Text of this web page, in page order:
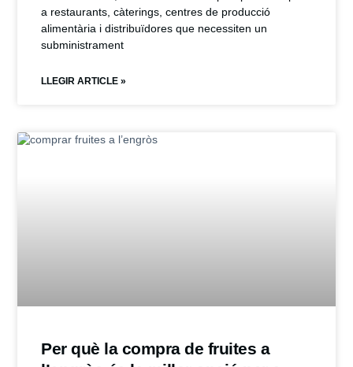
a restaurants, càterings, centres de producció
alimentària i distribuïdores que necessiten un
subministrament
LLEGIR ARTICLE »
Per què la compra de fruites a